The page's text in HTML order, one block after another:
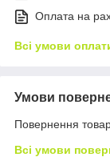
Оплата на
Всі умови
Умови
Повернення
Всі умови